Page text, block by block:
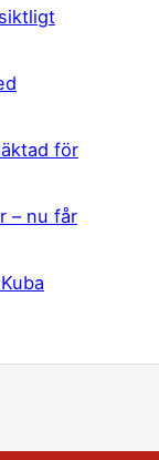
för
– nu får